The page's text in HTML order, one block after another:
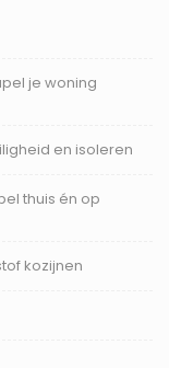
je woning
en isoleren
thuis én op
kozijnen